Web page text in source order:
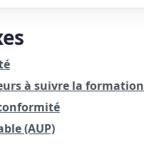
à suivre la formation
(AUP)